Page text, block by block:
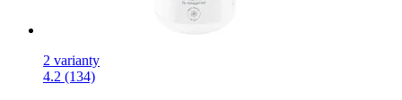
2 varianty
4.2 (134)